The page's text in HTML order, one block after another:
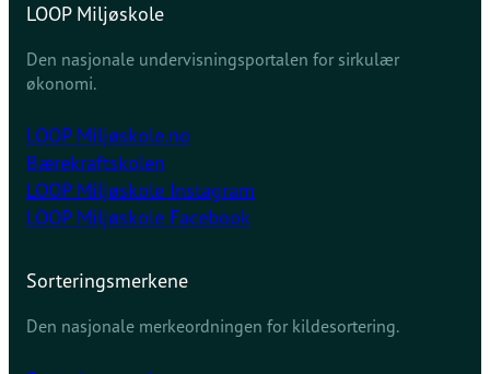
LOOP Miljøskole
Den nasjonale undervisningsportalen for sirkulær
økonomi.
LOOP Miljøskole.no
Bærekraftskolen
LOOP Miljøskole Instagram
LOOP Miljøskole Facebook
Sorteringsmerkene
Den nasjonale merkeordningen for kildesortering.